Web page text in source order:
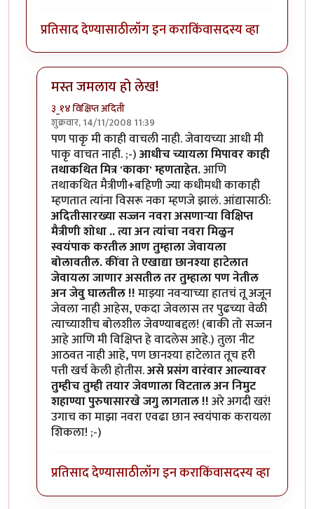
प्रतिसाद देण्यासाठीलॉग इन कराकिंवासदस्य व्हा
मस्त जमलाय हो लेख!
३_१४ विक्षिप्त अदिती
शुक्रवार, 14/11/2008 11:39
In reply toबिपिनकाकाbyआनंदयात्री
पण पाकृ मी काही वाचली नाही. जेवायच्या आधी मी
पाकृ वाचत नाही. ;-)आधीच च्यायला मिपावर काही
तथाकथित मित्र 'काका' म्हणताहेत.आणि
तथाकथित मैत्रीणी+बहिणी ज्या कधीमधी काकाही
म्हणतात त्यांना विसरू नका म्हणजे झालं. आंद्यासाठी:
अदितीसारख्या सज्जन नवरा असणार्‍या विक्षिप्त
मैत्रीणी शोधा .. त्या अन त्यांचा नवरा मिळुन
स्वयंपाक करतील आण तुम्हाला जेवायला
बोलावतील. कींवा ते एखाद्या छानश्या हाटेलात
जेवायला जाणार असतील तर तुम्हाला पण नेतील
अन जेवु घालतील !!माझ्या नवर्‍याच्या हातचं तू अजून
जेवला नाही आहेस, एकदा जेवलास तर पुढच्या वेळी
त्याच्याशीच बोलशील जेवण्याबद्दल! (बाकी तो सज्जन
आहे आणि मी विक्षिप्त हे वादलेस आहे.) तुला नीट
आठवत नाही आहे, पण छानश्या हाटेलात तूच हरी
पत्ती खर्च केली होतीस.असे प्रसंग वारंवार आल्यावर
तुम्हीच तुम्ही तयार जेवणाला विटताल अन निमुट
शहाण्या पुरुषासारखे जगु लागताल !!अरे अगदी खरं!
उगाच का माझा नवरा एवढा छान स्वयंपाक करायला
शिकला! ;-)
प्रतिसाद देण्यासाठीलॉग इन कराकिंवासदस्य व्हा